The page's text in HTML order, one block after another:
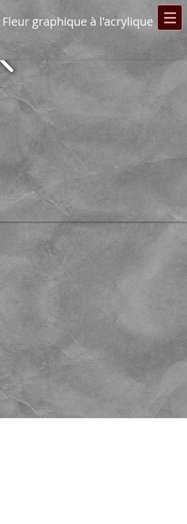
Fleur graphique à l'acrylique